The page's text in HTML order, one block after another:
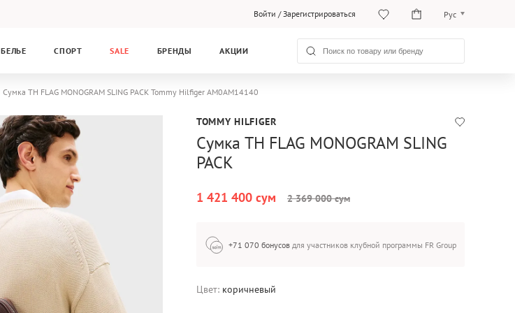
Войти /Зарегистрироваться Рус
Рус
БЕЛЬЕ СПОРТ SALE БРЕНДЫ АКЦИИ
Сумка TH FLAG MONOGRAM SLING PACK Tommy Hilfiger AM0AM14140
TOMMY HILFIGER
Сумка TH FLAG MONOGRAM SLING
PACK
1 421 400 сум 2 369 000 сум
+71 070 бонусов для участников клубной программы FR Group
Цвет: коричневый